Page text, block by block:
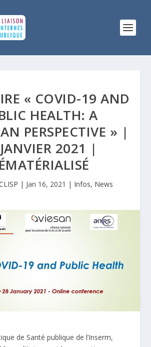
« COVID-19 AND
HEALTH: A
PERSPECTIVE » |
2021 |
| Jan 16, 2021 | Infos, News
de Santé publique de l’Inserm,